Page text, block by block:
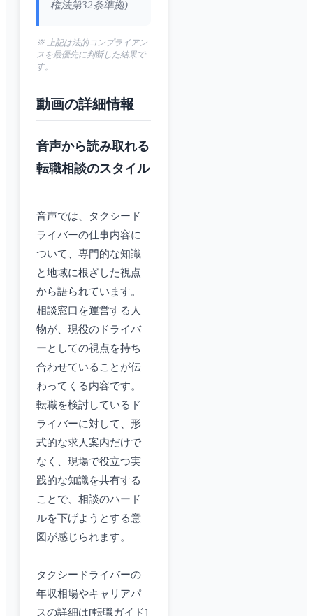
権法第32条準拠)
※ 上記は法的コンプライアン
スを最優先に判断した結果で
す。
動画の詳細情報
音声から読み取れる
転職相談のスタイル
音声では、タクシード
ライバーの仕事内容に
ついて、専門的な知識
と地域に根ざした視点
から語られています。
相談窓口を運営する人
物が、現役のドライバ
ーとしての視点を持ち
合わせていることが伝
わってくる内容です。
転職を検討しているド
ライバーに対して、形
式的な求人案内だけで
なく、現場で役立つ実
践的な知識を共有する
ことで、相談のハード
ルを下げようとする意
図が感じられます。
タクシードライバーの
年収相場やキャリアパ
スの詳細は[転職ガイド]